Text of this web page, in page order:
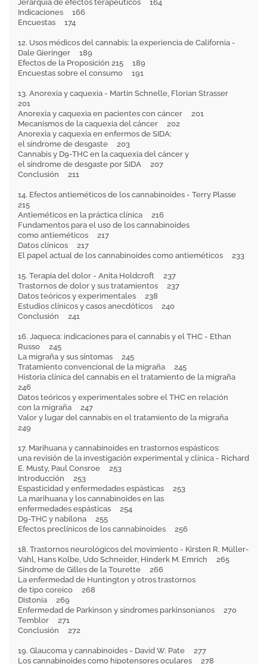
Jerarquía de efectos terapéuticos 164
Indicaciones 166
Encuestas 174
12. Usos médicos del cannabis: la experiencia de California -
Dale Gieringer 189
Efectos de la Proposición 215 189
Encuestas sobre el consumo 191
13. Anorexia y caquexia - Martin Schnelle, Florian Strasser
201
Anorexia y caquexia en pacientes con cáncer 201
Mecanismos de la caquexia del cáncer 202
Anorexia y caquexia en enfermos de SIDA:
el síndrome de desgaste 203
Cannabis y D9-THC en la caquexia del cáncer y
el síndrome de desgaste por SIDA 207
Conclusión 211
14. Efectos antieméticos de los cannabinoides - Terry Plasse
215
Antieméticos en la práctica clínica 216
Fundamentos para el uso de los cannabinoides
como antieméticos 217
Datos clínicos 217
El papel actual de los cannabinoides como antieméticos 233
15. Terapia del dolor - Anita Holdcroft 237
Trastornos de dolor y sus tratamientos 237
Datos teóricos y experimentales 238
Estudios clínicos y casos anecdóticos 240
Conclusión 241
16. Jaqueca: indicaciones para el cannabis y el THC - Ethan
Russo 245
La migraña y sus síntomas 245
Tratamiento convencional de la migraña 245
Historia clínica del cannabis en el tratamiento de la migraña
246
Datos teóricos y experimentales sobre el THC en relación
con la migraña 247
Valor y lugar del cannabis en el tratamiento de la migraña
249
17. Marihuana y cannabinoides en trastornos espásticos:
una revisión de la investigación experimental y clínica - Richard
E. Musty, Paul Consroe 253
Introducción 253
Espasticidad y enfermedades espásticas 253
La marihuana y los cannabinoides en las
enfermedades espásticas 254
D9-THC y nabilona 255
Efectos preclínicos de los cannabinoides 256
18. Trastornos neurológicos del movimiento - Kirsten R. Müller-
Vahl, Hans Kolbe, Udo Schneider, Hinderk M. Emrich 265
Síndrome de Gilles de la Tourette 266
La enfermedad de Huntington y otros trastornos
de tipo coreico 268
Distonía 269
Enfermedad de Parkinson y síndromes parkinsonianos 270
Temblor 271
Conclusión 272
19. Glaucoma y cannabinoides - David W. Pate 277
Los cannabinoides como hipotensores oculares 278